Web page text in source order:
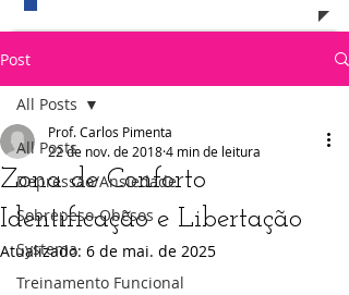
Post
All Posts
Depressão/Ansiedade
Sobrepeso-Obesos
Systema
Treinamento Funcional
All Posts
Zona de Conforto
Identificação e Libertação
Prof. Carlos Pimenta
22 de nov. de 20184 min de leitura
Atualizado: 6 de mai. de 2025